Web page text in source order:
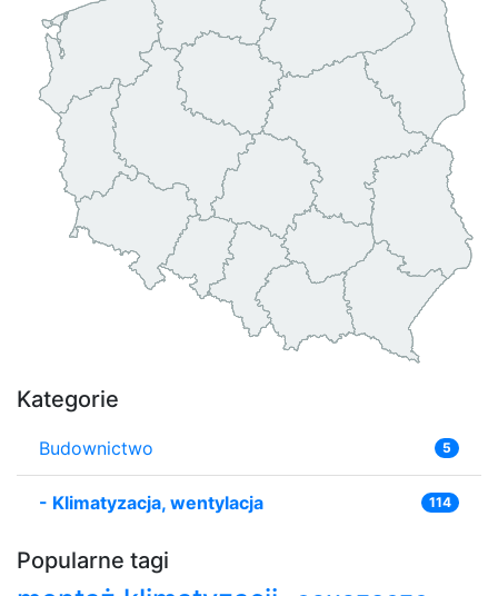
Kategorie
Budownictwo 5
- Klimatyzacja, wentylacja 114
Popularne tagi